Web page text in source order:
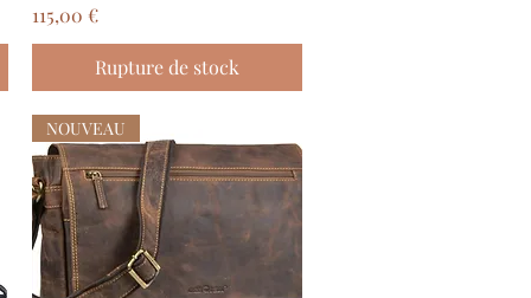
Prix
115,00 €
Rupture de stock
NOUVEAU